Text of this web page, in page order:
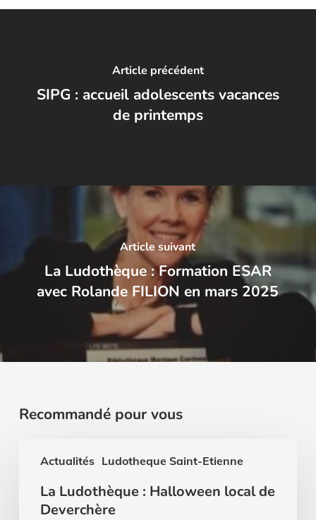
Article précédent
SIPG : accueil adolescents vacances
de printemps
Article suivant
La Ludothèque : Formation ESAR
avec Rolande FILION en mars 2025
Recommandé pour vous
Actualités Ludotheque Saint-Etienne
Ludothèque
Halloween
local
La Ludothèque : Halloween local de
Deverchère